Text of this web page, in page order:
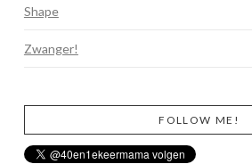
Shape
Zwanger!
FOLLOW ME!